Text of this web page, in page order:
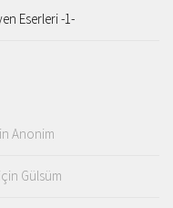
Eserleri -1-
Anonim
için Gülsüm